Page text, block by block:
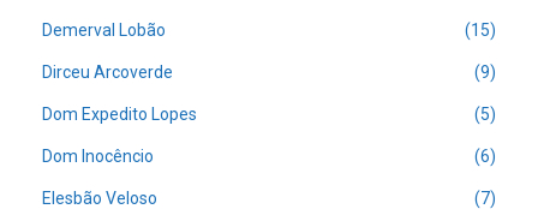
Demerval Lobão (15)
Dirceu Arcoverde (9)
Dom Expedito Lopes (5)
Dom Inocêncio (6)
Elesbão Veloso (7)